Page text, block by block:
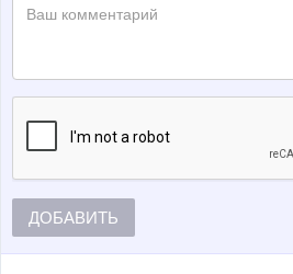
ДОБАВИТЬ